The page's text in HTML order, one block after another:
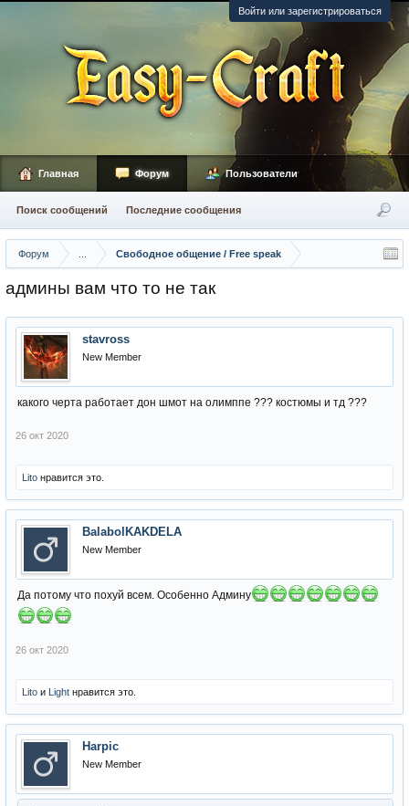
Войти или зарегистрироваться
Форум Свободное общение / Free speak
админы вам что то не так
stavross
New Member
какого черта работает дон шмот на олимппе ??? костюмы и тд ???
26 окт 2020
Lito нравится это.
BalabolKAKDELA
New Member
Да потому что похуй всем. Особенно Админу
26 окт 2020
Lito и Light нравится это.
Harpic
New Member
Главная Форум
Поиск сообщений Последние сообщения
Пользователи